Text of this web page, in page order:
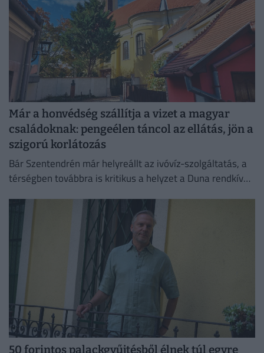
Már a honvédség szállítja a vizet a magyar
családoknak: pengeélen táncol az ellátás, jön a
szigorú korlátozás
Bár Szentendrén már helyreállt az ivóvíz-szolgáltatás, a
térségben továbbra is kritikus a helyzet a Duna rendkívül
50 forintos palackgyűjtésből élnek túl egyre